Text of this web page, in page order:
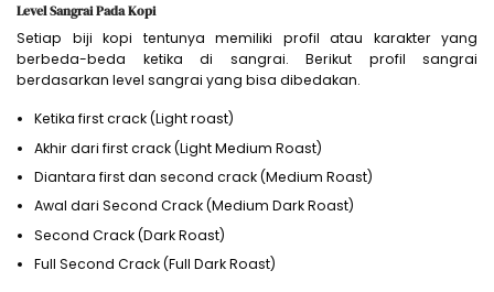
Level Sangrai Pada Kopi
Setiap biji kopi tentunya memiliki profil atau karakter yang
berbeda-beda ketika di sangrai. Berikut profil sangrai
berdasarkan level sangrai yang bisa dibedakan.
Ketika first crack (Light roast)
Akhir dari first crack (Light Medium Roast)
Diantara first dan second crack (Medium Roast)
Awal dari Second Crack (Medium Dark Roast)
Second Crack (Dark Roast)
Full Second Crack (Full Dark Roast)